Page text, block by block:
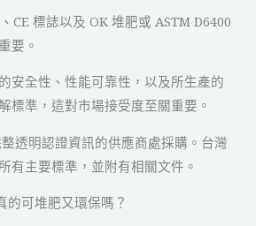
CE 標誌以及 OK 堆肥或 ASTM D6400
要。
安全性、性能可靠性，以及所生產的
標準，這對市場接受度至關重要。
透明認證資訊的供應商處採購。台灣
有主要標準，並附有相關文件。
的可堆肥又環保嗎？